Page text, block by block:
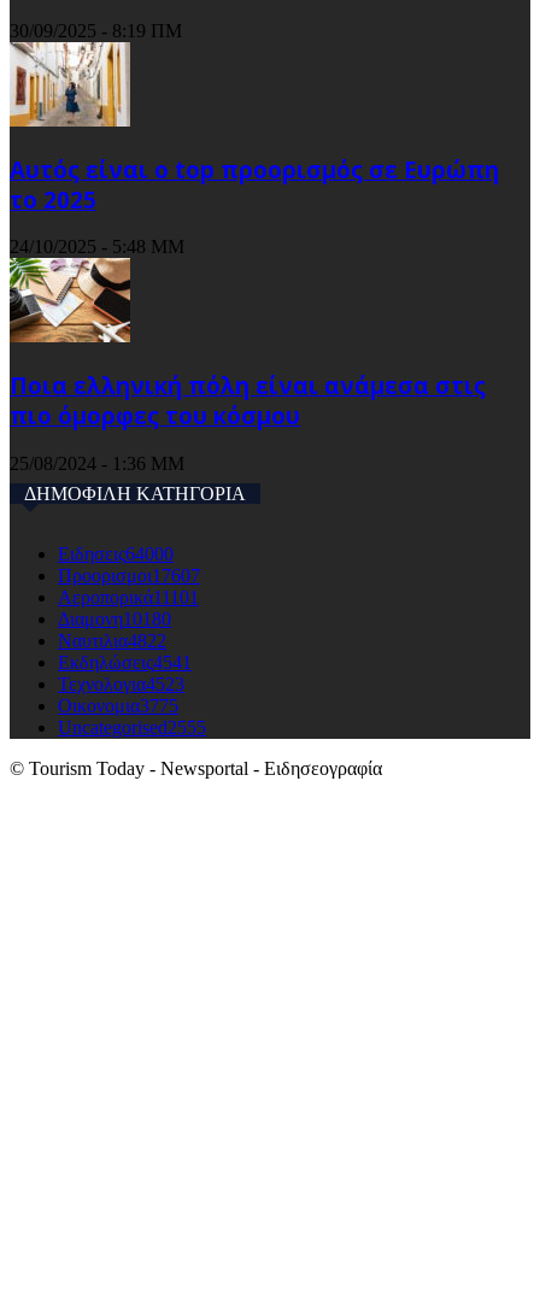
30/09/2025 - 8:19 ΠΜ
Αυτός είναι ο top προορισμός σε Ευρώπη
το 2025
24/10/2025 - 5:48 ΜΜ
Ποια ελληνική πόλη είναι ανάμεσα στις
πιο όμορφες του κόσμου
25/08/2024 - 1:36 ΜΜ
ΔΗΜΟΦΙΛΗ ΚΑΤΗΓΟΡΙΑ
Ειδησεις64000
Προορισμοι17607
Αεροπορικά11101
Διαμονη10180
Ναυτιλια4822
Εκδηλώσεις4541
Τεχνολογια4523
Οικονομια3775
Uncategorised2555
© Tourism Today - Newsportal - Ειδησεογραφία